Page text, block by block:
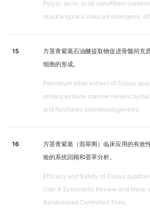
Poly(L-lactic acid) nanofibers
quadrangularis induced osteogenic
15
方茎青紫葛石油醚提取物促进骨髓间充
细胞的形成。
Petroleum ether extract of Cissus
enhances bone marrow
and facilitates osteoblastogenesis.
16
方茎青紫葛（翡翠阁）临床应用的有效
验的系统回顾和荟萃分析。
Efficacy and Safety of Cissus
Use: A Systematic Review and Meta-
Randomized Controlled Trials.